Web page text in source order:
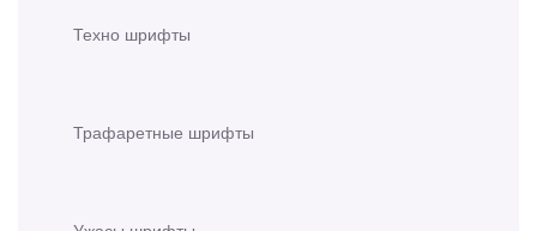
Техно шрифты
Трафаретные шрифты